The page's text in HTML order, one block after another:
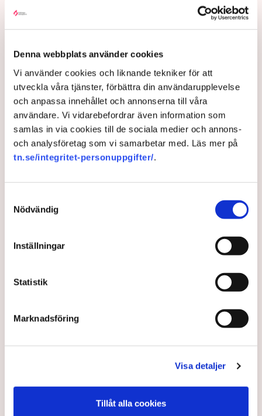
Denna webbplats använder cookies
Vi använder cookies och liknande tekniker för att
utveckla våra tjänster, förbättra din användarupplevelse
och anpassa innehållet och annonserna till våra
användare. Vi vidarebefordrar även information som
samlas in via cookies till de sociala medier och annons-
och analysföretag som vi samarbetar med. Läs mer på
tn.se/integritet-personuppgifter/.
Nödvändig
Inställningar
Statistik
Marknadsföring
Visa detaljer
Tillåt alla cookies
gången genom att klättra upp på
maskiner, gräva igen diken och sprida
ogräsfrön. ”Aktivisterna sprang emot
tillståndsansvarig på Neova, till TN. Nu
varnar branschen för skador på
uppemot 100 miljoner kronor.
Brytningen av torvtäkten i Grimsås lamslås av
aktivistgruppen Återställ Våtmarker. Mats Henriksson,
tillståndsgivna verksamhetsytan förra veckan och
stoppade all pågående verksamhet.
AI-sammanfattning
torvbrytningen i Grimsås.
Rickard Axdorff från Svensk Torv varnar för ett
aktivisternas handlingar.